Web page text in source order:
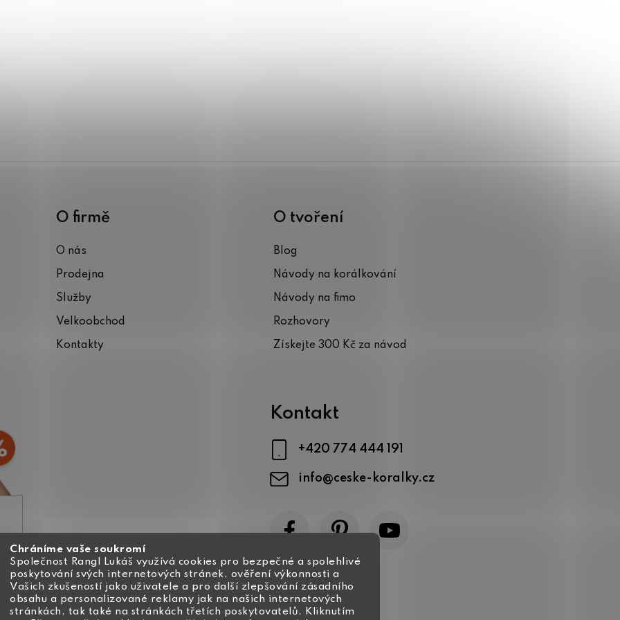
Chráníme vaše soukromí
Společnost Rangl Lukáš využívá cookies pro bezpečné a spolehlivé
poskytování svých internetových stránek, ověření výkonnosti a
Vašich zkušeností jako uživatele a pro další zlepšování zásadního
obsahu a personalizované reklamy jak na našich internetových
stránkách, tak také na stránkách třetích poskytovatelů. Kliknutím
O firmě
O nás
Prodejna
Služby
Velkoobchod
Kontakty
O tvoření
Blog
Návody na korálkování
Návody na fimo
Rozhovory
Získejte 300 Kč za návod
Kontakt
info@ceske-koralky.cz
+420 774 444 191